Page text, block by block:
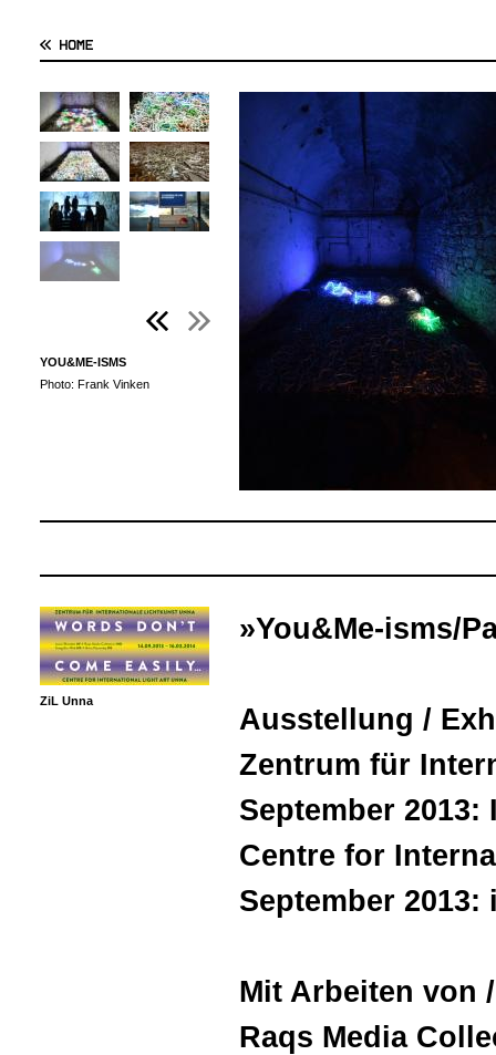
YOU&ME-ISMS
Photo: Frank Vinken
ZiL Unna
»You&Me-isms/
Ausstellung /
Zentrum für
September
Centre for
September
Mit Arbeiten von
Raqs Media